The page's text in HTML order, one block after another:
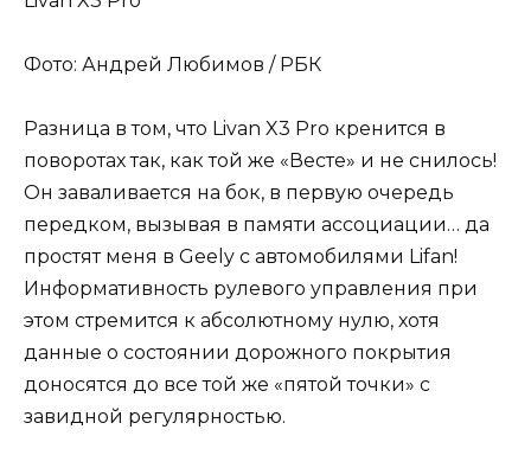
Фото: Андрей Любимов / РБК
Разница в том, что Livan X3 Pro кренится в
поворотах так, как той же «Весте» и не снилось!
Он заваливается на бок, в первую очередь
передком, вызывая в памяти ассоциации… да
простят меня в Geely с автомобилями Lifan!
Информативность рулевого управления при
этом стремится к абсолютному нулю, хотя
данные о состоянии дорожного покрытия
доносятся до все той же «пятой точки» с
завидной регулярностью.